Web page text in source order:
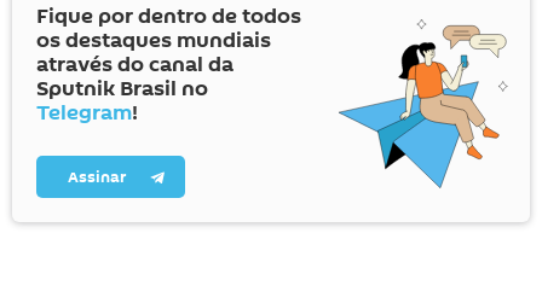
Fique por dentro de todos
os destaques mundiais
através do canal da
Sputnik Brasil no
Telegram!
Assinar